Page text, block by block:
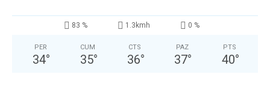
83 % 1.3kmh 0 %
PER
34°
CUM
35°
CTS
36°
PAZ
37°
PTS
40°